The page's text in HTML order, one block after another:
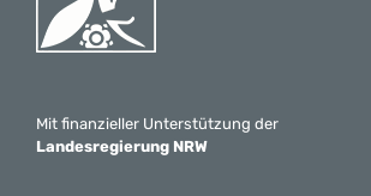
Mit finanzieller Unterstützung der
Landesregierung NRW